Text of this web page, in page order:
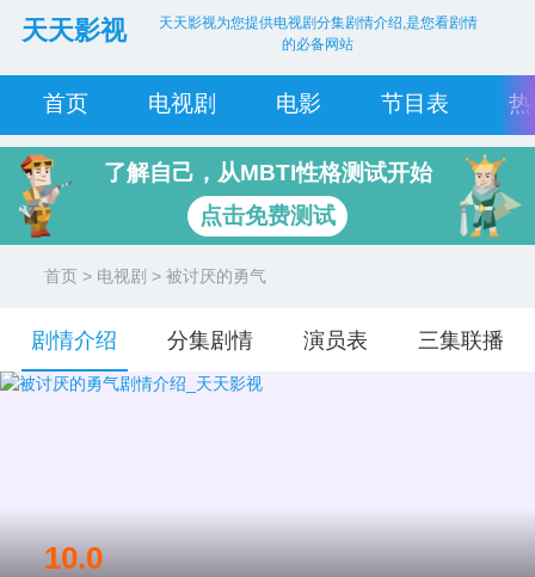
天天影视
天天影视为您提供电视剧分集剧情介绍,是您看剧情
的必备网站
首页 电视剧 电影 节目表
了解自己，从MBTI性格测试开始
点击免费测试
首页 > 电视剧 > 被讨厌的勇气
剧情介绍 分集剧情 演员表 三集联播
10.0